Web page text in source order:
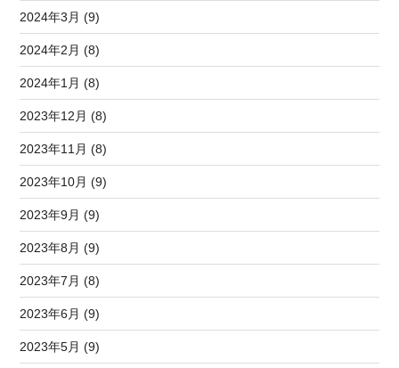
2024年3月 (9)
2024年2月 (8)
2024年1月 (8)
2023年12月 (8)
2023年11月 (8)
2023年10月 (9)
2023年9月 (9)
2023年8月 (9)
2023年7月 (8)
2023年6月 (9)
2023年5月 (9)